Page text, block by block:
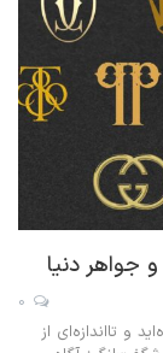
جواهر دنیا
و تااندازه‌ای از